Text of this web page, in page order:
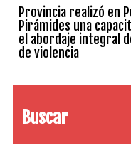
Provincia realizó en
Pirámides una
el abordaje integral
de violencia
Buscar